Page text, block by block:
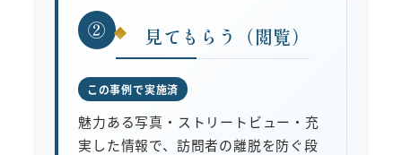
② 見てもらう（閲覧）
この事例で実施済
魅力ある写真・ストリートビュー・充
実した情報で、訪問者の離脱を防ぐ段